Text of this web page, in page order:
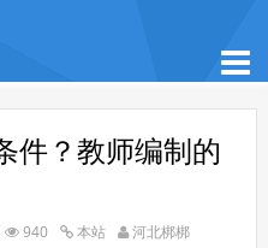
件？教师编制的
940 本站 河北梆梆